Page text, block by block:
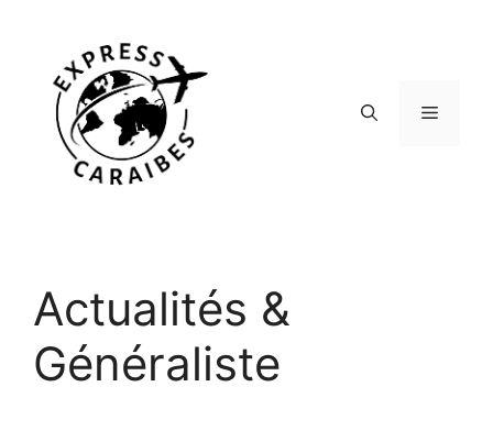
contenu
Menu
Actualités &
Généraliste